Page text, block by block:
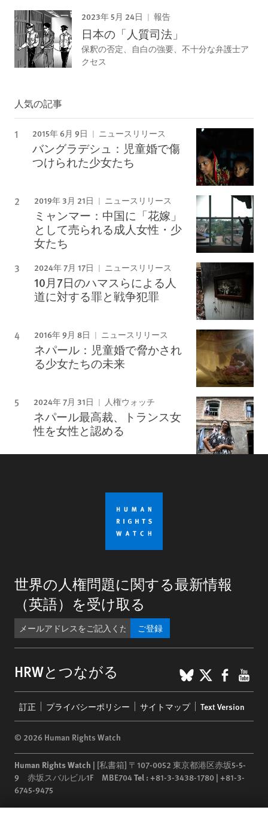
2023年 5月 24日 報告
日本の「人質司法」
保釈の否定、自白の強要、不十分な弁護士ア
クセス
人気の記事
2015年 6月 9日 ニュースリリース
バングラデシュ：児童婚で傷
つけられた少女たち
2019年 3月 21日 ニュースリリース
ミャンマー：中国に「花嫁」
として売られる成人女性・少
女たち
2024年 7月 17日 ニュースリリース
10月7日のハマスらによる人
道に対する罪と戦争犯罪
2016年 9月 8日 ニュースリリース
ネパール：児童婚で脅かされ
る少女たちの未来
2024年 7月 31日 人権ウォッチ
ネパール最高裁、トランス女
性を女性と認める
世界の人権問題に関する最新情報
（英語）を受け取る
ご登録
HRWとつながる BlueSky
X
menu
訂正 プライバシーポリシー サイトマップ Text Version
© 2026 Human Rights Watch
Human Rights Watch | [私書箱] 〒107-0052 東京都港区赤坂5-5-
9 赤坂スバルビル1F MBE704Tel :+81-3-3438-1780 | +81-3-
6745-9475